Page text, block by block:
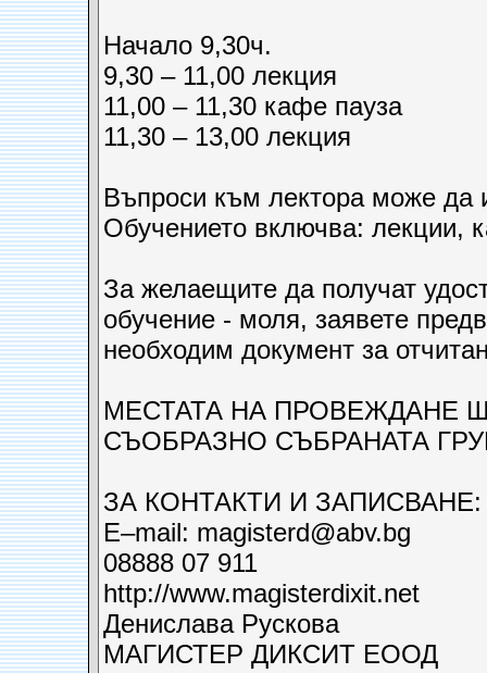
Начало 9,30ч.
9,30 – 11,00 лекция
11,00 – 11,30 кафе пауза
11,30 – 13,00 лекция
Въпроси към лектора може да
Обучението включва: лекции,
За желаещите да получат
обучение - моля, заявете
необходим документ за
МЕСТАТА НА ПРОВЕЖДАНЕ
СЪОБРАЗНО СЪБРАНАТА
ЗА КОНТАКТИ И ЗАПИСВАНЕ:
Е–mail: magisterd@abv.bg
08888 07 911
http://www.magisterdixit.net
Денислав­а Рускова
МАГИСТЕР ДИКСИТ ЕООД